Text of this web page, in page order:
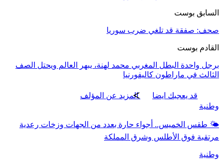
السابق بوست
صحف: صفقة قد تلغي ضرب سوريا
القادم بوست
برجل واحدة البطل المغربي محمد لهنة، يبهر العالم ويحتل الصف
الثالث في ماراطون كاليفورنيا
قد يعجبك ايضا
المزيد عن المؤلف
وطنية
🌤️ طقس الخميس.. أجواء حارة بعدد من الجهات وزخات رعدية
مرتقبة فوق الأطلس وشرق المملكة
وطنية